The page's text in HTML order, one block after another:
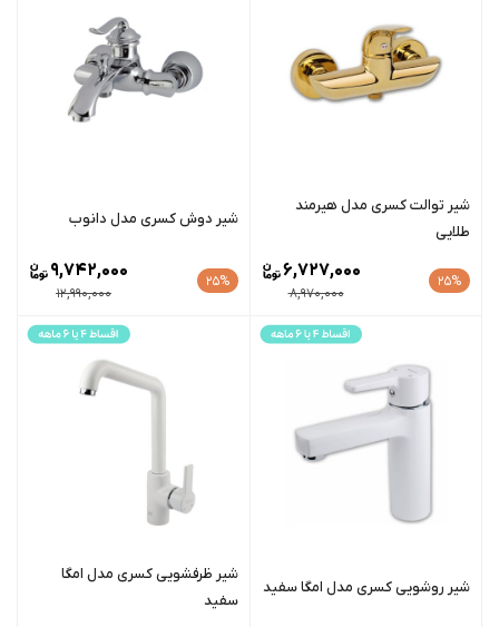
شیر توالت کسری مدل هیرمند
طلایی
25%
8,970,000
6,727,000
شیر دوش کسری مدل دانوب
25%
12,990,000
9,742,000
شیر روشویی کسری مدل امگا سفید
شیر ظرفشویی کسری مدل امگا
سفید